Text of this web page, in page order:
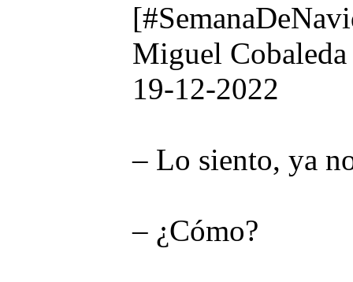
Miguel Cobaleda
19-12-2022
– Lo siento, ya
– ¿Cómo?